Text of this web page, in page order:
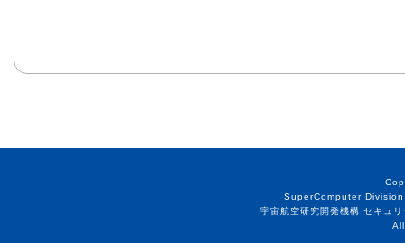
SuperComputer
宇宙航空研究開発機構 セキュ